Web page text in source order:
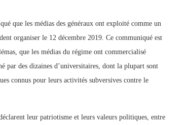
que les médias des généraux ont exploité comme un
organiser le 12 décembre 2019. Ce communiqué est
que les médias du régime ont commercialisé
par des dizaines d’universitaires, dont la plupart sont
connus pour leurs activités subversives contre le
leur patriotisme et leurs valeurs politiques, entre